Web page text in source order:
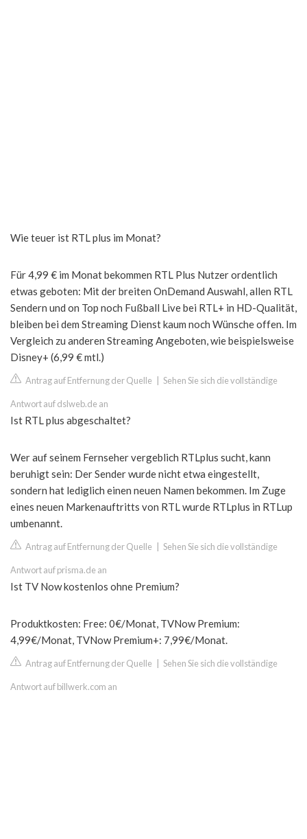
Wie teuer ist RTL plus im Monat?
Für 4,99 € im Monat bekommen RTL Plus Nutzer ordentlich
etwas geboten: Mit der breiten OnDemand Auswahl, allen RTL
Sendern und on Top noch Fußball Live bei RTL+ in HD-Qualität,
bleiben bei dem Streaming Dienst kaum noch Wünsche offen. Im
Vergleich zu anderen Streaming Angeboten, wie beispielsweise
Disney+ (6,99 € mtl.)
Antrag auf Entfernung der Quelle Sehen Sie sich die vollständige
Antwort auf dslweb.de an
Ist RTL plus abgeschaltet?
Wer auf seinem Fernseher vergeblich RTLplus sucht, kann
beruhigt sein: Der Sender wurde nicht etwa eingestellt,
sondern hat lediglich einen neuen Namen bekommen. Im Zuge
eines neuen Markenauftritts von RTL wurde RTLplus in RTLup
umbenannt.
Antrag auf Entfernung der Quelle Sehen Sie sich die vollständige
Antwort auf prisma.de an
Ist TV Now kostenlos ohne Premium?
Produktkosten: Free: 0€/Monat, TVNow Premium:
4,99€/Monat, TVNow Premium+: 7,99€/Monat.
Antrag auf Entfernung der Quelle Sehen Sie sich die vollständige
Antwort auf billwerk.com an